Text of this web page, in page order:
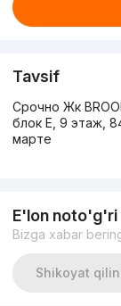
Tavsif
Срочно Жк
блок Е, 9 этаж,
марте
E'lon
Bizga xabar
Shikoyat